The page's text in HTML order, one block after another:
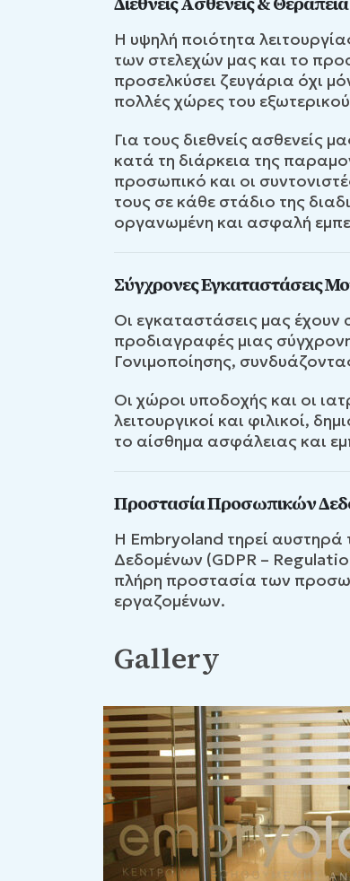
Η υψηλή ποιότητα
των στελεχών μας και το
προσελκύσει ζευγάρια όχι
πολλές χώρες του
Για τους διεθνείς ασθενείς
κατά τη διάρκεια της
προσωπικό και οι
τους σε κάθε στάδιο της
οργανωμένη και ασφαλή
Σύγχρονες Εγκαταστάσεις
Οι εγκαταστάσεις μας έχουν
προδιαγραφές μιας
Γονιμοποίησης,
Οι χώροι υποδοχής και οι
λειτουργικοί και φιλικοί,
το αίσθημα ασφάλειας και
Προστασία Προσωπικών
Η Embryoland τηρεί
Δεδομένων (GDPR –
πλήρη προστασία των
εργαζομένων.
Gallery